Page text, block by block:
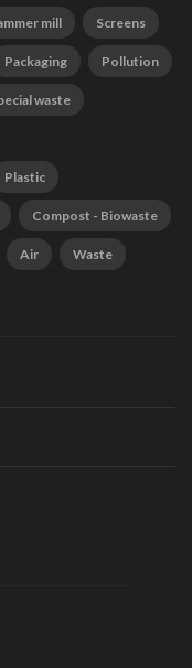
mill Screens
Packaging Pollution
waste
Plastic
Compost - Biowaste
Air Waste